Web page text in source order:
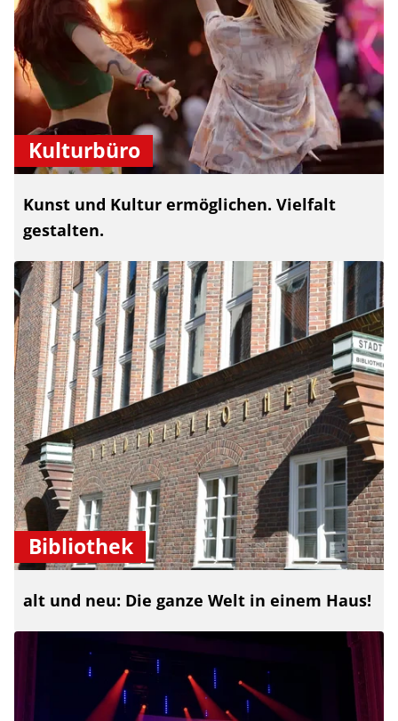
Kulturbüro
Kunst und Kultur ermöglichen. Vielfalt
gestalten.
Bibliothek
alt und neu: Die ganze Welt in einem Haus!